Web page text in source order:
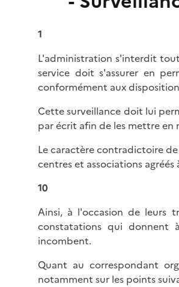
1
L'administration s'interdit
service doit s'assurer en
conformément aux
Cette surveillance doit lui
par écrit afin de les mettre en
Le caractère contradictoire
centres et associations
10
Ainsi, à l'occasion de leurs
constatations qui donnent
incombent.
Quant au correspondant
notamment sur les points